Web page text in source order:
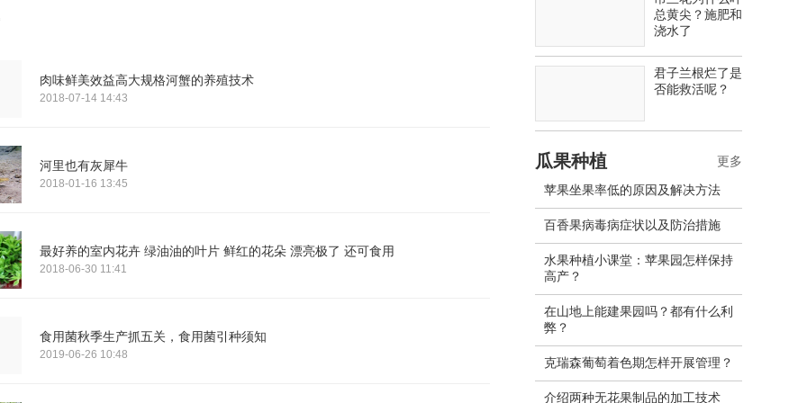
肉味鲜美效益高大规格河蟹的养殖技术
2018-07-14 14:43
河里也有灰犀牛
2018-01-16 13:45
最好养的室内花卉 绿油油的叶片 鲜红的花朵 漂亮极了 还可食用
2018-06-30 11:41
食用菌秋季生产抓五关，食用菌引种须知
2019-06-26 10:48
总黄尖？施肥和
浇水了
君子兰根烂了是
否能救活呢？
瓜果种植
苹果坐果率低的原因及解决方法
百香果病毒病症状以及防治措施
水果种植小课堂：苹果园怎样保持
高产？
在山地上能建果园吗？都有什么利
弊？
克瑞森葡萄着色期怎样开展管理？
介绍两种无花果制品的加工技术
更多